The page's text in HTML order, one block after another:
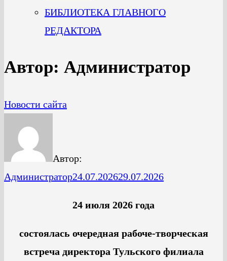
БИБЛИОТЕКА ГЛАВНОГО
РЕДАКТОРА
Автор: Администратор
Новости сайта
Автор:
Администратор24.07.202629.07.2026
24 июля 2026 года
состоялась очередная рабоче-творческая
встреча директора Тульского филиала